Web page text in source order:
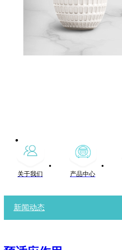
关于我们 产品中心
新闻动态